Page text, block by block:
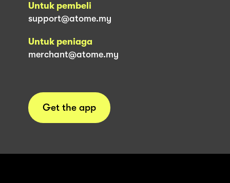
Untuk pembeli
support@atome.my
Untuk peniaga
merchant@atome.my
Get the app